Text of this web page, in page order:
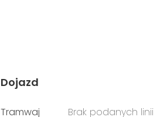
Dojazd
Tramwaj Brak podanych linii